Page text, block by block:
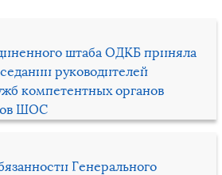
штаба ОДКБ приняла
руководителей
компетентных органов
ШОС
Генерального